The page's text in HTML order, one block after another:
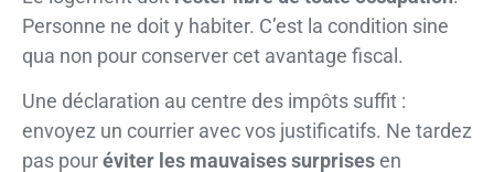
Personne ne doit y habiter. C’est la condition sine
qua non pour conserver cet avantage fiscal.
Une déclaration au centre des impôts suffit :
envoyez un courrier avec vos justificatifs. Ne tardez
pas pouréviter les mauvaises surprisesen